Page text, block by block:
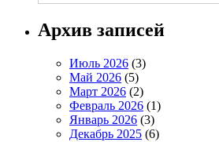
Архив записей
Июль 2026 (3)
Май 2026 (5)
Март 2026 (2)
Февраль 2026 (1)
Январь 2026 (3)
Декабрь 2025 (6)